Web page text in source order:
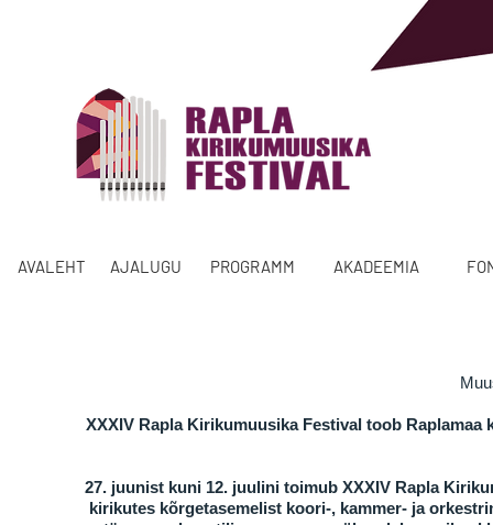
AVALEHT AJALUGU PROGRAMM AKADEEMIA
XXXIV Rapla Kirikumuusika Festival toob
27. juunist kuni 12. juulini toimub XXXIV Rapla
kirikutes kõrgetasemelist koori-, kammer- ja